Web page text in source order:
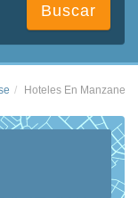
Buscar
Hoteles En Manzaneda